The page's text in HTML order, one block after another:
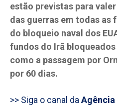
estão previstas para
das guerras em todas as
do bloqueio naval dos
fundos do Irã bloqueados
como a passagem por
por 60 dias.
>> Siga o canal da Agência